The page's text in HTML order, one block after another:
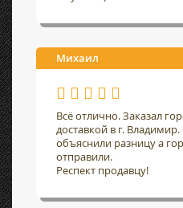
Михаил
Всё отлично. Заказал
доставкой в г.
объяснили разницу а
отправили.
Респект продавцу!